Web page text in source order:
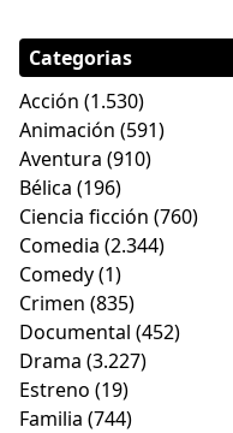
Categorias
Acción (1.530)
Animación (591)
Aventura (910)
Bélica (196)
Ciencia ficción (760)
Comedia (2.344)
Comedy(1)
Crimen (835)
Documental (452)
Drama (3.227)
Estreno (19)
Familia (744)